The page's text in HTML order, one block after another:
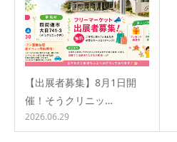
【出展者募集】8月1日開
催！そうクリニッ…
2026.06.29